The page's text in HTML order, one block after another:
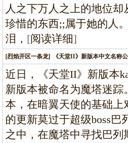
人之下万人之上的地位
珍惜的东西;;属于她的人
泪， [阅读详细]
[烈焰开区一条龙] 《天堂II》新版本中文名称
近日，《天堂II》新版本
新版本被命名为魔塔迷
本，在暗翼天使的基础
的更新莫过于超级boss
之中，在魔塔中寻找巴